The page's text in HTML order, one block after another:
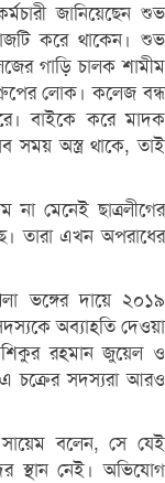
জানিয়েছেন শুভ
করে থাকেন। শুভ
গাড়ি চালক শামীম
লোক। কলেজ বন্ধ
বাইকে করে মাদক
সময় অস্ত্র থাকে, তাই
মেনেই ছাত্রলীগের
তারা এখন অপরাধের
ভঙ্গের দায়ে ২০১৯
অব্যাহতি দেওয়া
রহমান জুয়েল ও
চক্রের সদস্যরা আরও
সায়েম বলেন, সে যেই
স্থান নেই। অভিযোগ